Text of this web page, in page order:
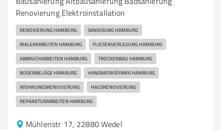
Renovierung Elektroinstallation
RENOVIERUNG HAMBURG SANIERUNG HAMBURG
MALERARBEITEN HAMBURG FLIESENVERLEGUNG HAMBURG
ABBRUCHARBEITEN HAMBURG TROCKENBAU HAMBURG
BODENBELÄGE HAMBURG HANDWERKSFIRMA HAMBURG
WOHNUNGSRENOVIERUNG HAUSRENOVIERUNG
REPARATURARBEITEN HAMBURG
Mühlenstr 17, 22880 Wedel